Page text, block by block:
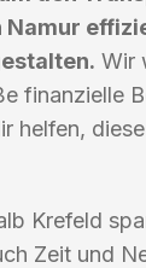
Wir
finanzielle
helfen,
Krefeld
Zeit und